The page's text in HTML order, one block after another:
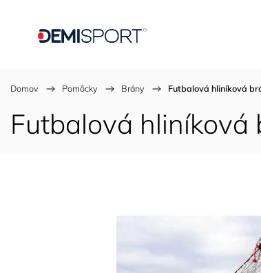
Domov / Pomôcky / Brány / Futbalová hliníková
Futbalová